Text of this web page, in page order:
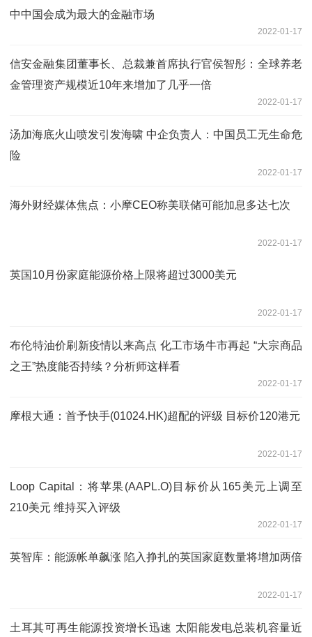
中中国会成为最大的金融市场
2022-01-17
信安金融集团董事长、总裁兼首席执行官侯智彤：全球养老
金管理资产规模近10年来增加了几乎一倍
2022-01-17
汤加海底火山喷发引发海啸 中企负责人：中国员工无生命危
险
2022-01-17
海外财经媒体焦点：小摩CEO称美联储可能加息多达七次
2022-01-17
英国10月份家庭能源价格上限将超过3000美元
2022-01-17
布伦特油价刷新疫情以来高点 化工市场牛市再起 “大宗商品
之王”热度能否持续？分析师这样看
2022-01-17
摩根大通：首予快手(01024.HK)超配的评级 目标价120港元
2022-01-17
Loop Capital：将苹果(AAPL.O)目标价从165美元上调至
210美元 维持买入评级
2022-01-17
英智库：能源帐单飙涨 陷入挣扎的英国家庭数量将增加两倍
2022-01-17
土耳其可再生能源投资增长迅速 太阳能发电总装机容量近